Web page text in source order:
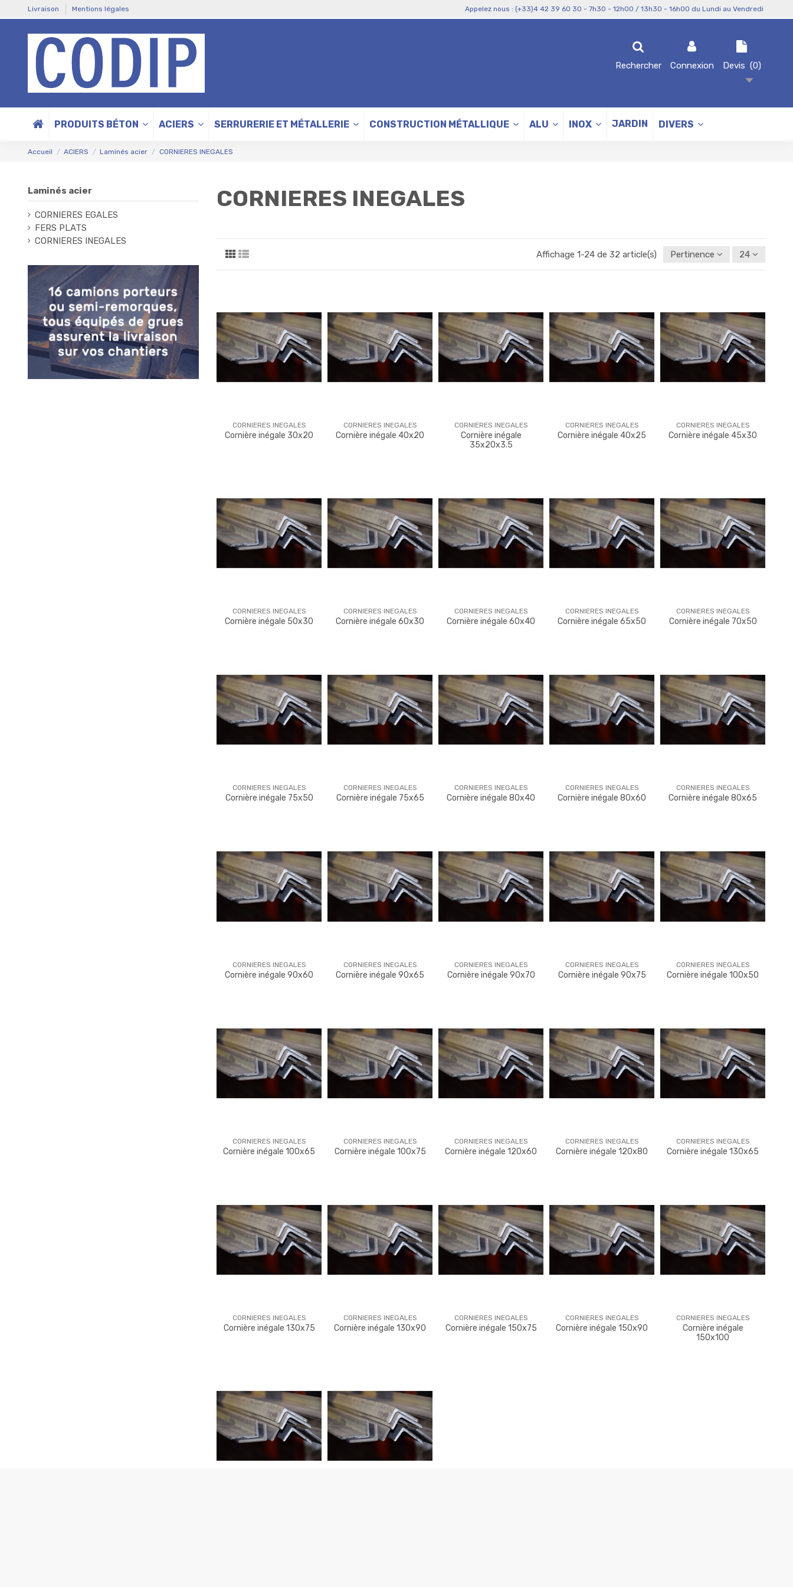
Livraison Mentions légales Appelez nous : (+33)4 42 39 60 30 - 7h30 - 12h00 / 13h30 - 16h00 du Lundi au Vendredi
Rechercher Connexion Devis (0)
PRODUITS BÉTON ACIERS SERRURERIE ET MÉTALLERIE CONSTRUCTION MÉTALLIQUE ALU INOX JARDIN DIVERS
Accueil ACIERS Laminés acier CORNIERES INEGALES
CORNIERES INEGALES
Affichage 1-24 de 32 article(s) Pertinence 24
CORNIERES INEGALES
Cornière inégale 30x20
CORNIERES INEGALES
Cornière inégale 40x20
CORNIERES INEGALES
Cornière inégale
35x20x3.5
CORNIERES INEGALES
Cornière inégale 40x25
CORNIERES INEGALES
Cornière inégale 45x30
CORNIERES INEGALES
Cornière inégale 50x30
CORNIERES INEGALES
Cornière inégale 60x30
CORNIERES INEGALES
Cornière inégale 60x40
CORNIERES INEGALES
Cornière inégale 65x50
CORNIERES INEGALES
Cornière inégale 70x50
CORNIERES INEGALES
Cornière inégale 75x50
CORNIERES INEGALES
Cornière inégale 75x65
CORNIERES INEGALES
Cornière inégale 80x40
CORNIERES INEGALES
Cornière inégale 80x60
CORNIERES INEGALES
Cornière inégale 80x65
CORNIERES INEGALES
Cornière inégale 90x60
CORNIERES INEGALES
Cornière inégale 90x65
CORNIERES INEGALES
Cornière inégale 90x70
CORNIERES INEGALES
Cornière inégale 90x75
CORNIERES INEGALES
Cornière inégale 100x50
CORNIERES INEGALES
Cornière inégale 100x65
CORNIERES INEGALES
Cornière inégale 100x75
CORNIERES INEGALES
Cornière inégale 120x60
CORNIERES INEGALES
Cornière inégale 120x80
CORNIERES INEGALES
Cornière inégale 130x65
CORNIERES INEGALES
Cornière inégale 130x75
CORNIERES INEGALES
Cornière inégale 130x90
CORNIERES INEGALES
Cornière inégale 150x75
CORNIERES INEGALES
Cornière inégale 150x90
CORNIERES INEGALES
Cornière inégale
150x100
Laminés acier
CORNIERES EGALES
FERS PLATS
CORNIERES INEGALES